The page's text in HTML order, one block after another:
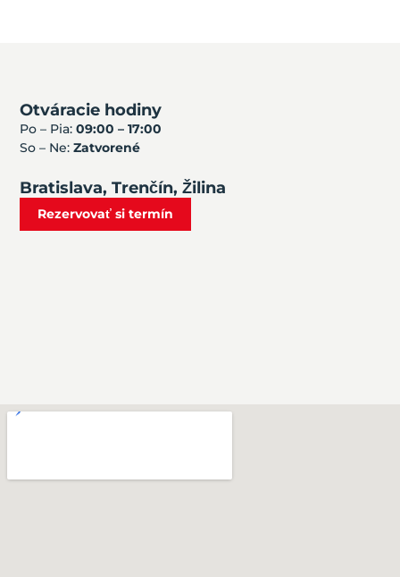
Otváracie hodiny
Po – Pia:09:00 – 17:00
So – Ne:Zatvorené
Bratislava, Trenčín, Žilina
Rezervovať si termín